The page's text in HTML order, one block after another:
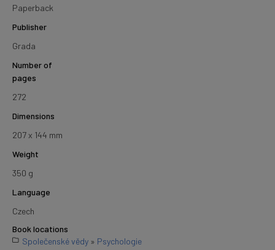
Paperback
Publisher
Grada
Number of
pages
272
Dimensions
207 x 144 mm
Weight
350 g
Language
Czech
Book locations
Společenské vědy » Psychologie